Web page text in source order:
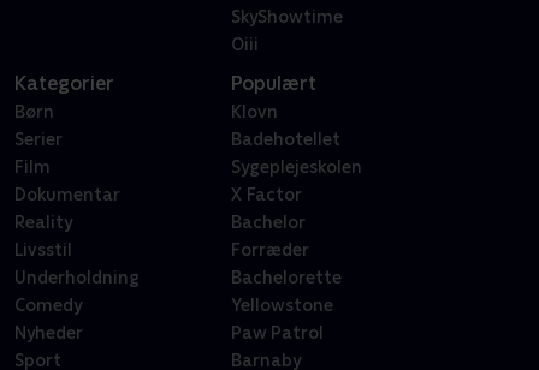
SkyShowtime
Oiii
Kategorier
Børn
Serier
Film
Dokumentar
Reality
Livsstil
Underholdning
Comedy
Nyheder
Sport
Populært
Klovn
Badehotellet
Sygeplejeskolen
X Factor
Bachelor
Forræder
Bachelorette
Yellowstone
Paw Patrol
Barnaby